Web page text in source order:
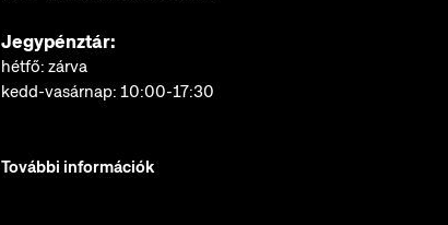
Jegypénztár:
hétfő: zárva
kedd-vasárnap: 10:00-17:30
További információk